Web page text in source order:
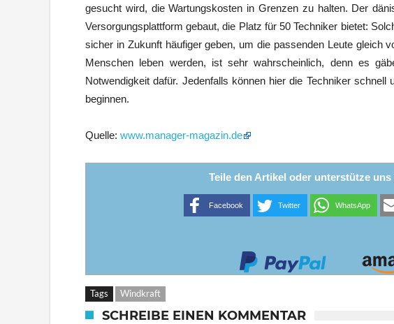
gesucht wird, die Wartungskosten in Grenzen zu halten. Der
Versorgungsplattform gebaut, die Platz für 50 Techniker bietet:
sicher in Zukunft häufiger geben, um die passenden Leute gleich
Menschen leben werden, ist sehr wahrscheinlich, denn es
Notwendigkeit dafür. Jedenfalls können hier die Techniker
beginnen.
Quelle: www.manager-magazin.de
Teile den Artikel oder unterstütze uns
Facebook Twitter WhatsApp
Tags Windkraft
SCHREIBE EINEN KOMMENTAR